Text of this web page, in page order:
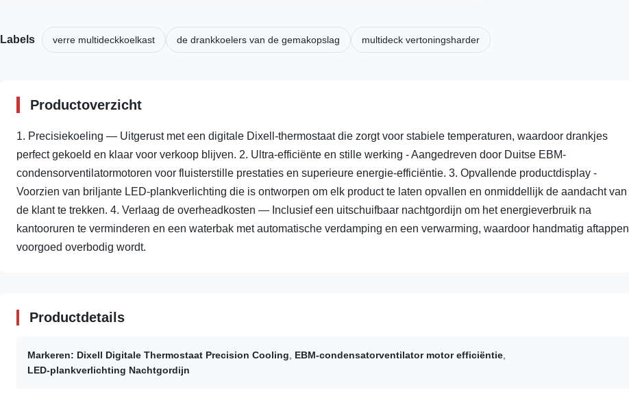
Labels verre multideckkoelkast de drankkoelers van de gemakopslag multideck vertoningsharder
Productoverzicht
1. Precisiekoeling — Uitgerust met een digitale Dixell-thermostaat die zorgt voor stabiele temperaturen, waardoor drankjes
perfect gekoeld en klaar voor verkoop blijven. 2. Ultra-efficiënte en stille werking - Aangedreven door Duitse EBM-
condensorventilatormotoren voor fluisterstille prestaties en superieure energie-efficiëntie. 3. Opvallende productdisplay -
Voorzien van briljante LED-plankverlichting die is ontworpen om elk product te laten opvallen en onmiddellijk de aandacht van
de klant te trekken. 4. Verlaag de overheadkosten — Inclusief een uitschuifbaar nachtgordijn om het energieverbruik na
kantooruren te verminderen en een waterbak met automatische verdamping en een verwarming, waardoor handmatig aftappen
voorgoed overbodig wordt.
Productdetails
Markeren: Dixell Digitale Thermostaat Precision Cooling, EBM-condensatorventilator motor efficiëntie,
LED-plankverlichting Nachtgordijn